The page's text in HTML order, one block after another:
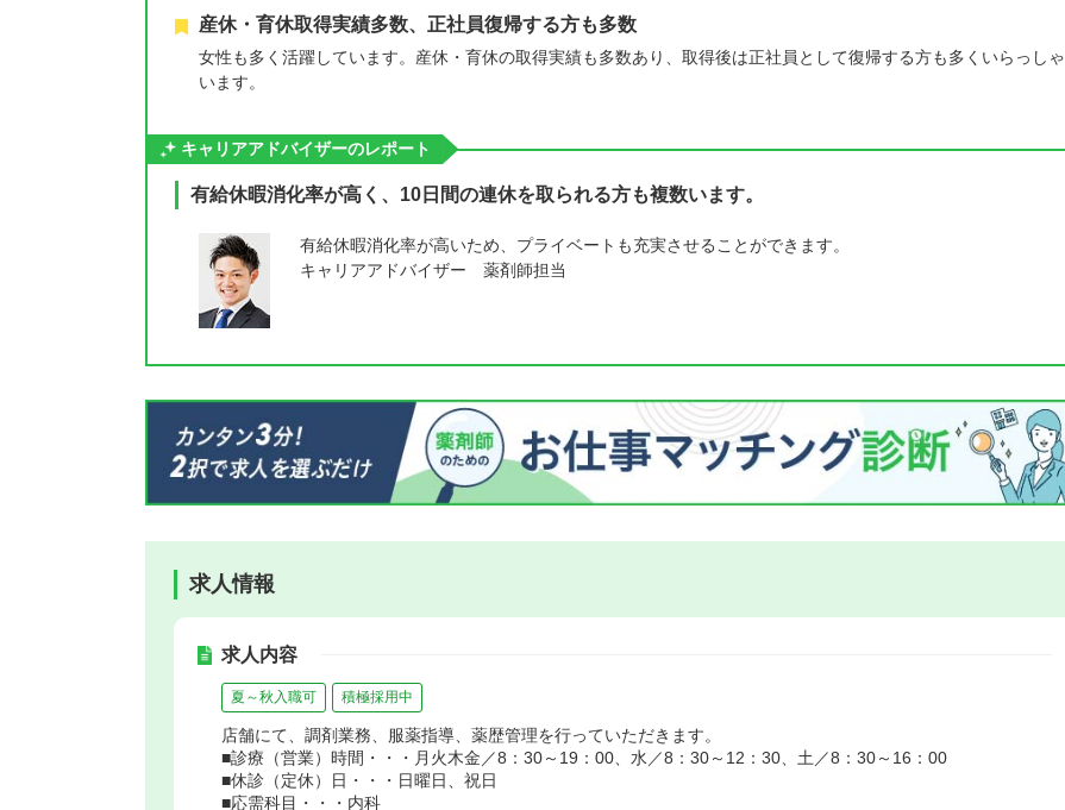
産休・育休取得実績多数、正社員復帰する方も多数
女性も多く活躍しています。産休・育休の取得実績も多数あり、取得後は正社員として復帰する方も多くいらっしゃ
います。
キャリアアドバイザーのレポート
有給休暇消化率が高く、10日間の連休を取られる方も複数います。
有給休暇消化率が高いため、プライベートも充実させることができます。
キャリアアドバイザー 薬剤師担当
求人情報
求人内容
夏～秋入職可 積極採用中
店舗にて、調剤業務、服薬指導、薬歴管理を行っていただきます。
■診療（営業）時間・・・月火木金／8：30～19：00、水／8：30～12：30、土／8：30～16：00
■休診（定休）日・・・日曜日、祝日
■応需科目・・・内科